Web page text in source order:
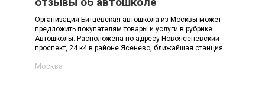
Организация Битцевская автошкола из Москвы может
предложить покупателям товары и услуги в рубрике
Автошколы. Расположена по адресу Новоясеневский
проспект, 24 к4 в районе Ясенево, ближайшая станция ...
Москва